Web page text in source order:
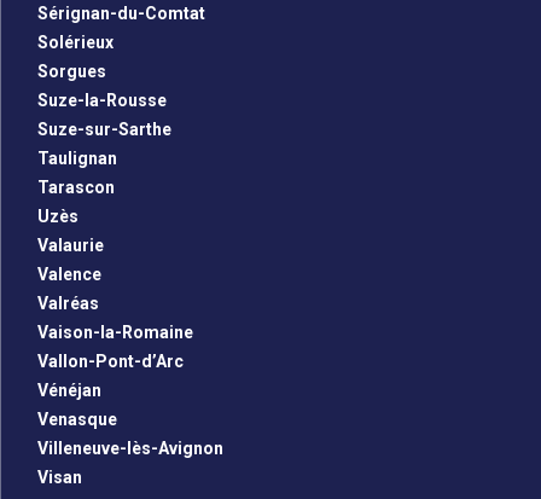
Sérignan-du-Comtat
Solérieux
Sorgues
Suze-la-Rousse
Suze-sur-Sarthe
Taulignan
Tarascon
Uzès
Valaurie
Valence
Valréas
Vaison-la-Romaine
Vallon-Pont-d’Arc
Vénéjan
Venasque
Villeneuve-lès-Avignon
Visan